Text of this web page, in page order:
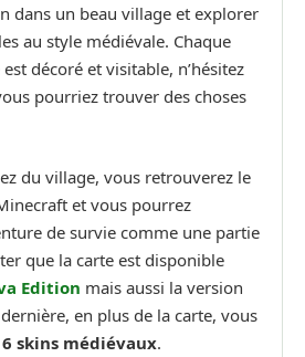
dans un beau village et explorer
au style médiévale. Chaque
décoré et visitable, n’hésitez
pourriez trouver des choses
du village, vous retrouverez le
et vous pourrez
de survie comme une partie
que la carte est disponible
Edition mais aussi la version
en plus de la carte, vous
6 skins médiévaux.